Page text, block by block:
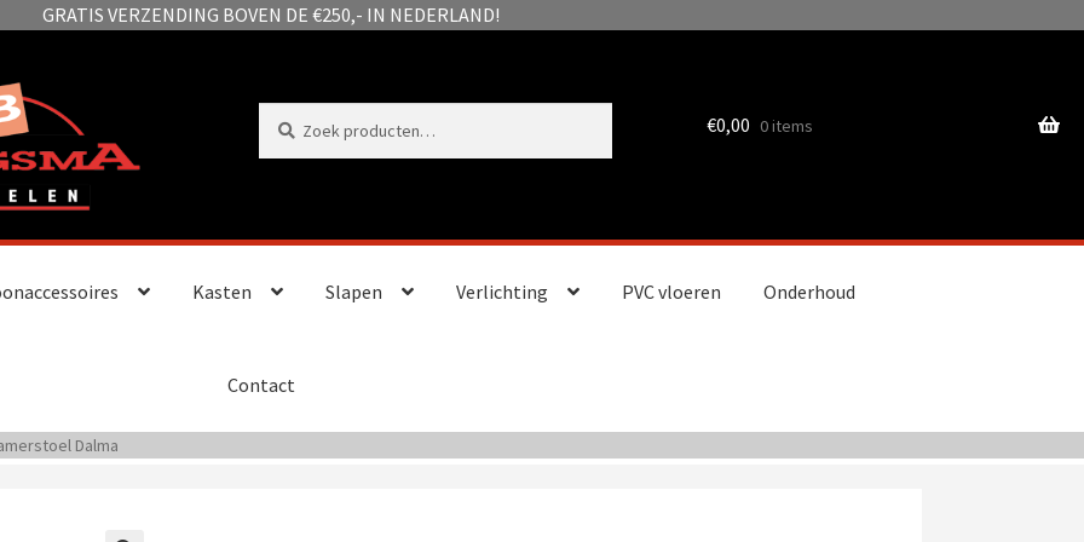
GRATIS VERZENDING BOVEN DE €250,- IN NEDERLAND!
naar:
Zoeken
Kasten Slapen Verlichting PVC vloeren Onderhoud
Contact
€0,00 0 items
Dalma